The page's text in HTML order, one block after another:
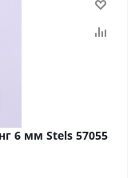
6 мм Stels 57055